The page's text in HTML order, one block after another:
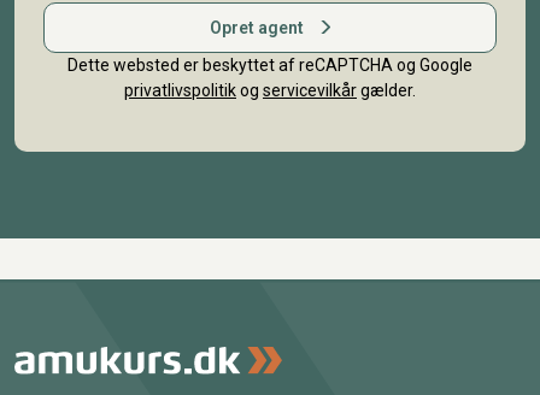
Opret agent
Dette websted er beskyttet af reCAPTCHA og Google
privatlivspolitikog servicevilkårgælder.